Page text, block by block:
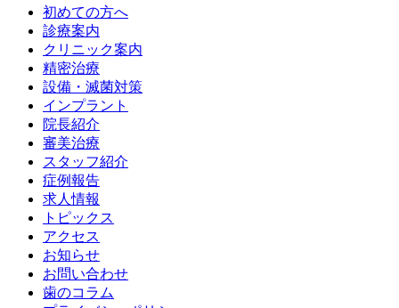
初めての方へ
診療案内
クリニック案内
精密治療
設備・滅菌対策
インプラント
院長紹介
審美治療
スタッフ紹介
症例報告
求人情報
トピックス
アクセス
お知らせ
お問い合わせ
歯のコラム